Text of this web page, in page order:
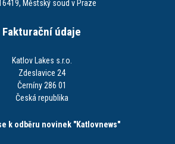
Městský soud v Praze
Fakturační údaje
Katlov Lakes s.r.o.
Zdeslavice 24
Černíny 286 01
Česká republika
k odběru novinek "Katlovnews"